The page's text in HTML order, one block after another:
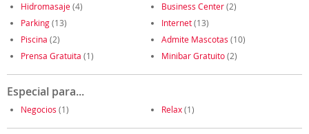
Hidromasaje(4) Business Center(2)
Parking(13) Internet(13)
Piscina (2) Admite Mascotas (10)
Prensa Gratuita (1) Minibar Gratuito(2)
Especial para...
Negocios (1) Relax(1)